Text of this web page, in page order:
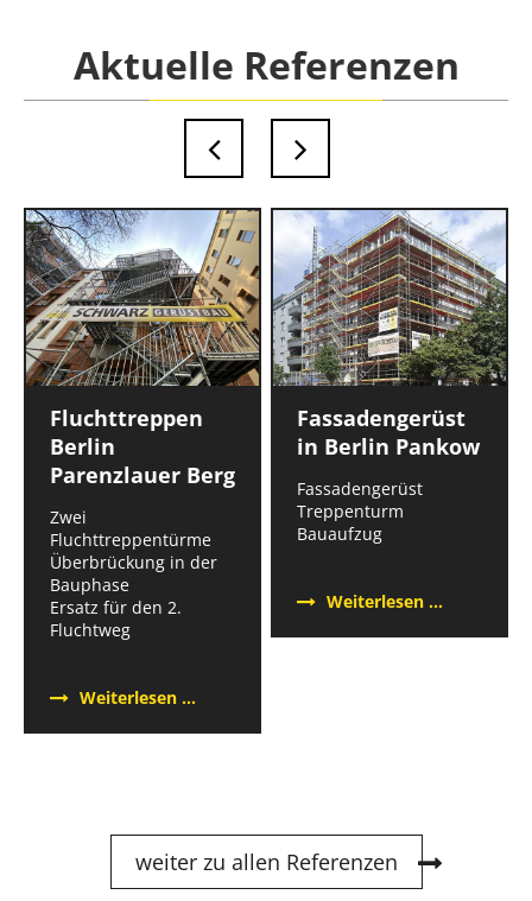
Aktuelle Referenzen
Fluchttreppen
Berlin
Parenzlauer Berg
Zwei
Fluchttreppentürme
Überbrückung in der
Bauphase
Ersatz für den 2.
Fluchtweg
Weiterlesen …
Parenzlauer
Fassadengerüst
in Berlin Pankow
Fassadengerüst
Treppenturm
Bauaufzug
Weiterlesen …
Berlin
weiter zu allen Referenzen